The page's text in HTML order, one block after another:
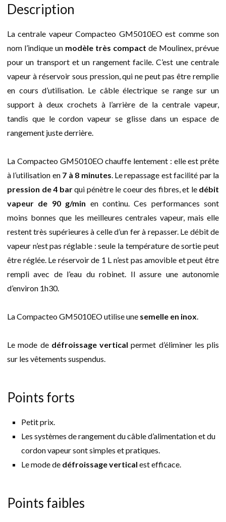
Description
La centrale vapeur Compacteo GM5010EO est comme son
nom l’indique un modèle très compact de Moulinex, prévue
pour un transport et un rangement facile. C’est une centrale
vapeur à réservoir sous pression, qui ne peut pas être remplie
en cours d’utilisation. Le câble électrique se range sur un
support à deux crochets à l’arrière de la centrale vapeur,
tandis que le cordon vapeur se glisse dans un espace de
rangement juste derrière.
La Compacteo GM5010EO chauffe lentement : elle est prête
à l’utilisation en 7 à 8 minutes. Le repassage est facilité par la
pression de 4 barqui pénètre le coeur des fibres, et le débit
vapeur de 90 g/min en continu. Ces performances sont
moins bonnes que les meilleures centrales vapeur, mais elle
restent très supérieures à celle d’un fer à repasser. Le débit de
vapeur n’est pas réglable : seule la température de sortie peut
être réglée. Le réservoir de 1 L n’est pas amovible et peut être
rempli avec de l’eau du robinet. Il assure une autonomie
d’environ 1h30.
La Compacteo GM5010EO utilise une semelle en inox.
Le mode de défroissage vertical permet d’éliminer les plis
sur les vêtements suspendus.
Points forts
Petit prix.
Les systèmes de rangement du câble d’alimentation et du
cordon vapeur sont simples et pratiques.
Le mode de défroissage vertical est efficace.
Points faibles